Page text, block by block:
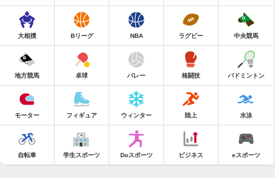
大相撲 Bリーグ NBA ラグビー 中央競馬
地方競馬 卓球 バレー 格闘技 バドミントン
モーター フィギュア ウィンター 陸上 水泳
自転車 学生スポーツ Doスポーツ ビジネス eスポーツ